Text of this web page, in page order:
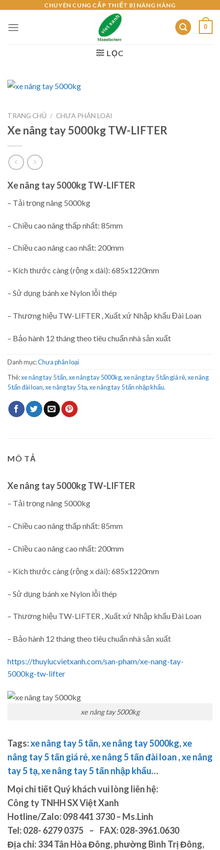
content
CHUYÊN CUNG CẤP THIẾT BỊ NÂNG HÀNG
0
LỌC
TRANG CHỦ / CHƯA PHÂN LOẠI
Xe nâng tay 5000kg TW-LIFTER
Xe nâng tay 5000kg TW-LIFTER
– Tải trọng nâng 5000kg
– Chiều cao nâng thấp nhất: 85mm
– Chiều cao nâng cao nhất: 200mm
– Kích thước càng (rộng x dài): 685x1220mm
– Sử dụng bánh xe Nylon lỗi thép
– Thương hiệu TW-LIFTER , Xuất xứ Nhập khẩu Đài Loan
– Bảo hành 12 tháng theo tiêu chuẩn nhà sản xuất
Danh mục:Chưa phân loại
Thẻ:xe nâng tay 5 tấn,xe nâng tay 5000kg,xe nâng tay 5 tấn giá rẻ,xe nâng
5 tấn đài loan,xe nâng tay 5 tạ,xe nâng tay 5 tấn nhập khẩu.
MÔ TẢ
Xe nâng tay 5000kg TW-LIFTER
– Tải trọng nâng 5000kg
– Chiều cao nâng thấp nhất: 85mm
– Chiều cao nâng cao nhất: 200mm
– Kích thước càng (rộng x dài): 685x1220mm
– Sử dụng bánh xe Nylon lỗi thép
– Thương hiệu TW-LIFTER , Xuất xứ Nhập khẩu Đài Loan
– Bảo hành 12 tháng theo tiêu chuẩn nhà sản xuất
https://thuylucvietxanh.com/san-pham/xe-nang-tay-
5000kg-tw-lifter
xe nâng tay 5000kg
Tags:xe nâng tay 5 tấn,xe nâng tay 5000kg,xe
nâng tay 5 tấn giá rẻ,xe nâng 5 tấn đài loan ,xe nâng
tay 5 tạ,xe nâng tay 5 tấn nhập khẩu…
Mọi chi tiết Quý khách vui lòng liên hệ:
Công ty TNHH SX Việt Xanh
Hotline/Zalo: 098 441 3730 – Ms.Linh
Tel: 028- 6279 0375 – FAX: 028-3961.0630
Địa chỉ: 334 Tân Hòa Đông, phường Bình Trị Đông,